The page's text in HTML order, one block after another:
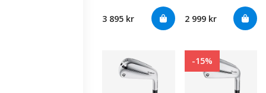
3 895 kr 2 999 kr
-15%